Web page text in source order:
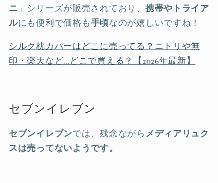
ニ 」シリーズが販売されており、 携帯やトライア
ルにも便利で価格も手頃なのが嬉しいですね！
シルク枕カバーはどこに売ってる？ニトリや無
印・楽天など…どこで買える？【2026年最新】
セブンイレブン
セブンイレブンでは、残念ながら メディアリュク
スは売ってないようです。